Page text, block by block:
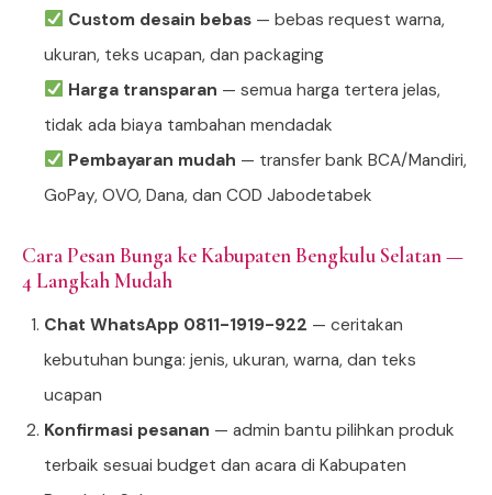
Custom desain bebas— bebas request warna,
ukuran, teks ucapan, dan packaging
Harga transparan — semua harga tertera jelas,
tidak ada biaya tambahan mendadak
Pembayaran mudah — transfer bank BCA/Mandiri,
GoPay, OVO, Dana, dan COD Jabodetabek
Cara Pesan Bunga ke Kabupaten Bengkulu Selatan —
4 Langkah Mudah
Chat WhatsApp 0811-1919-922 — ceritakan
kebutuhan bunga: jenis, ukuran, warna, dan teks
ucapan
Konfirmasi pesanan — admin bantu pilihkan produk
terbaik sesuai budget dan acara di Kabupaten